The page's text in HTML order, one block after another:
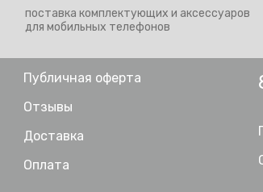
поставка комплектующих и аксессуаров
для мобильных телефонов
Публичная оферта
Отзывы
Доставка
Оплата